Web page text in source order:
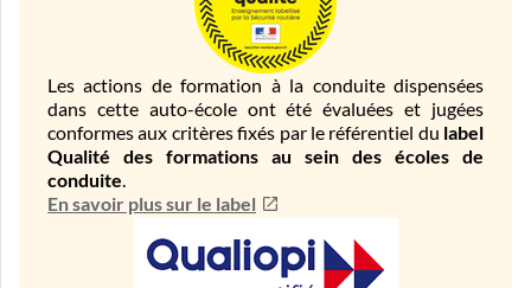
Les actions de formation à la conduite dispensées
dans cette auto-école ont été évaluées et jugées
conformes aux critères fixés par le référentiel du label
Qualité des formations au sein des écoles de
conduite.
En savoir plus sur le label